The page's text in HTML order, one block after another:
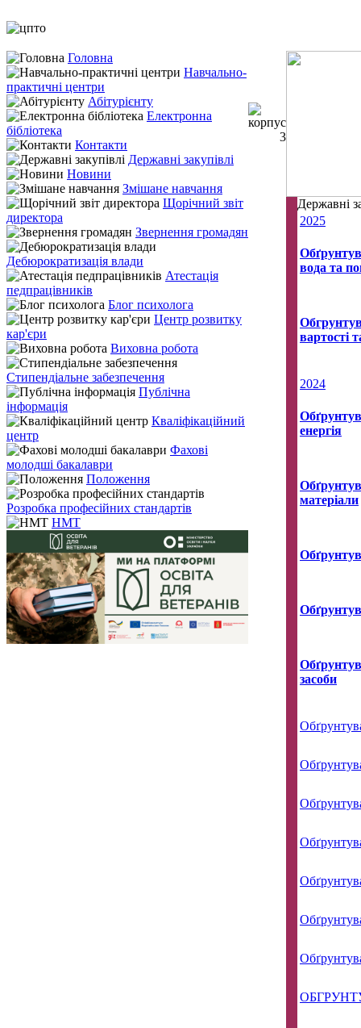
Головна
Навчально-
практичні центри
Абітурієнту
Електронна
бібліотека
Контакти
Державні закупівлі
Новини
Змішане навчання
Щорічний звіт
директора
Звернення громадян
Дебюрократизація влади
Атестація
педпрацівників
Блог психолога
Центр розвитку
кар'єри
Виховна робота
Стипендіальне забезпечення
Публічна
інформація
Кваліфікаційний
центр
Фахові
молодші бакалаври
Положення
Розробка професійних стандартів
НМТ
Державні
2025
вода та
вартості
2024
енергія
матеріали
засоби